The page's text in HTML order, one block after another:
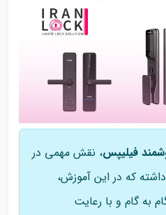
فیلیپس، نقش مهمی در
که در این آموزش،
به گام و با رعایت